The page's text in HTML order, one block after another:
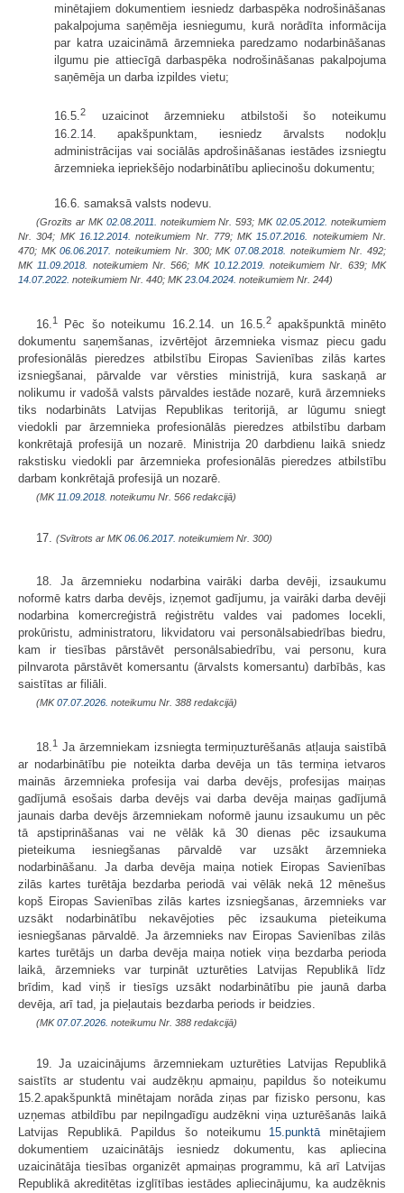
minētajiem dokumentiem iesniedz darbaspēka nodrošināšanas
pakalpojuma saņēmēja iesniegumu, kurā norādīta informācija
par katra uzaicināmā ārzemnieka paredzamo nodarbināšanas
ilgumu pie attiecīgā darbaspēka nodrošināšanas pakalpojuma
saņēmēja un darba izpildes vietu;
16.5.2
uzaicinot ārzemnieku atbilstoši šo noteikumu
16.2.14. apakšpunktam, iesniedz ārvalsts nodokļu
administrācijas vai sociālās apdrošināšanas iestādes izsniegtu
ārzemnieka iepriekšējo nodarbinātību apliecinošu dokumentu;
16.6. samaksā valsts nodevu.
(Grozīts ar MK 02.08.2011. noteikumiem Nr. 593; MK02.05.2012. noteikumiem
Nr. 304; MK 16.12.2014. noteikumiem Nr. 779; MK 15.07.2016.
noteikumiem Nr.
470; MK06.06.2017. noteikumiem Nr. 300; MK 07.08.2018.
noteikumiem Nr. 492;
MK 11.09.2018. noteikumiem Nr. 566; MK 10.12.2019.
noteikumiem Nr. 639; MK
14.07.2022. noteikumiem Nr. 440; MK23.04.2024. noteikumiem Nr. 244)
16.1 Pēc šo noteikumu 16.2.14. un 16.5.2 apakšpunktā minēto
dokumentu saņemšanas, izvērtējot ārzemnieka vismaz piecu gadu
profesionālās pieredzes atbilstību Eiropas Savienības zilās kartes
izsniegšanai, pārvalde var vērsties ministrijā, kura saskaņā ar
nolikumu ir vadošā valsts pārvaldes iestāde nozarē, kurā ārzemnieks
tiks nodarbināts Latvijas Republikas teritorijā, ar lūgumu sniegt
viedokli par ārzemnieka profesionālās pieredzes atbilstību darbam
konkrētajā profesijā un nozarē. Ministrija 20 darbdienu laikā sniedz
rakstisku viedokli par ārzemnieka profesionālās pieredzes atbilstību
darbam konkrētajā profesijā un nozarē.
(MK 11.09.2018. noteikumu Nr. 566 redakcijā)
17. (Svītrots ar MK06.06.2017. noteikumiem Nr. 300)
18. Ja ārzemnieku nodarbina vairāki darba devēji, izsaukumu
noformē katrs darba devējs, izņemot gadījumu, ja vairāki darba devēji
nodarbina komercreģistrā reģistrētu valdes vai padomes locekli,
prokūristu, administratoru, likvidatoru vai personālsabiedrības biedru,
kam ir tiesības pārstāvēt personālsabiedrību, vai personu, kura
pilnvarota pārstāvēt komersantu (ārvalsts komersantu) darbībās, kas
saistītas ar filiāli.
(MK07.07.2026. noteikumu Nr. 388 redakcijā)
18.1 Ja ārzemniekam izsniegta termiņuzturēšanās atļauja saistībā
ar nodarbinātību pie noteikta darba devēja un tās termiņa ietvaros
mainās ārzemnieka profesija vai darba devējs, profesijas maiņas
gadījumā esošais darba devējs vai darba devēja maiņas gadījumā
jaunais darba devējs ārzemniekam noformē jaunu izsaukumu un pēc
tā apstiprināšanas vai ne vēlāk kā 30 dienas pēc izsaukuma
pieteikuma iesniegšanas pārvaldē var uzsākt ārzemnieka
nodarbināšanu. Ja darba devēja maiņa notiek Eiropas Savienības
zilās kartes turētāja bezdarba periodā vai vēlāk nekā 12 mēnešus
kopš Eiropas Savienības zilās kartes izsniegšanas, ārzemnieks var
uzsākt nodarbinātību nekavējoties pēc izsaukuma pieteikuma
iesniegšanas pārvaldē. Ja ārzemnieks nav Eiropas Savienības zilās
kartes turētājs un darba devēja maiņa notiek viņa bezdarba perioda
laikā, ārzemnieks var turpināt uzturēties Latvijas Republikā līdz
brīdim, kad viņš ir tiesīgs uzsākt nodarbinātību pie jaunā darba
devēja, arī tad, ja pieļautais bezdarba periods ir beidzies.
(MK07.07.2026. noteikumu Nr. 388 redakcijā)
19. Ja uzaicinājums ārzemniekam uzturēties Latvijas Republikā
saistīts ar studentu vai audzēkņu apmaiņu, papildus šo noteikumu
15.2.apakšpunktā minētajam norāda ziņas par fizisko personu, kas
uzņemas atbildību par nepilngadīgu audzēkni viņa uzturēšanās laikā
Latvijas Republikā. Papildus šo noteikumu 15.punktāminētajiem
dokumentiem uzaicinātājs iesniedz dokumentu, kas apliecina
uzaicinātāja tiesības organizēt apmaiņas programmu, kā arī Latvijas
Republikā akreditētas izglītības iestādes apliecinājumu, ka audzēknis